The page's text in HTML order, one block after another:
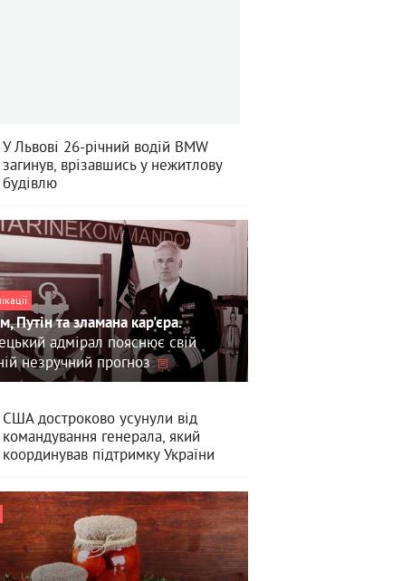
У Львові 26-річний водій BMW
загинув, врізавшись у нежитлову
будівлю
Путін та зламана кар'єра.
адмірал пояснює свій
незручний прогноз
США достроково усунули від
командування генерала, який
координував підтримку України